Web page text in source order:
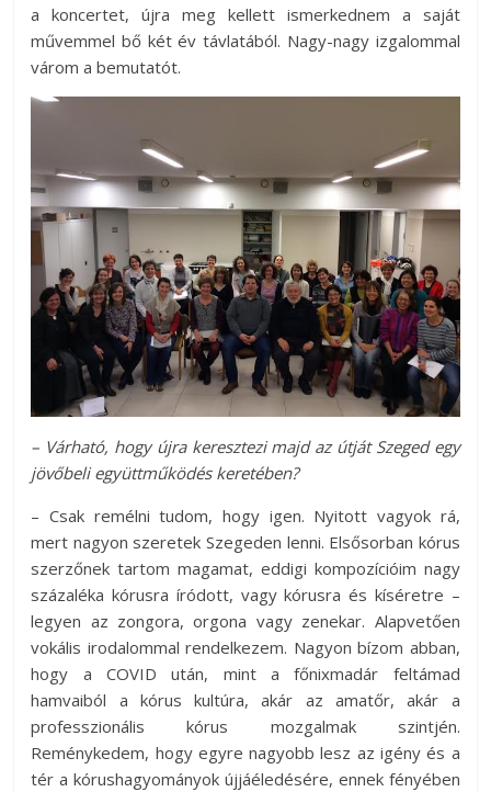
a koncertet, újra meg kellett ismerkednem a saját
művemmel bő két év távlatából. Nagy-nagy izgalommal
várom a bemutatót.
– Várható, hogy újra keresztezi majd az útját Szeged egy
jövőbeli együttműködés keretében?
– Csak remélni tudom, hogy igen. Nyitott vagyok rá,
mert nagyon szeretek Szegeden lenni. Elsősorban kórus
szerzőnek tartom magamat, eddigi kompozícióim nagy
százaléka kórusra íródott, vagy kórusra és kíséretre –
legyen az zongora, orgona vagy zenekar. Alapvetően
vokális irodalommal rendelkezem. Nagyon bízom abban,
hogy a COVID után, mint a főnixmadár feltámad
hamvaiból a kórus kultúra, akár az amatőr, akár a
professzionális kórus mozgalmak szintjén.
Reménykedem, hogy egyre nagyobb lesz az igény és a
tér a kórushagyományok újjáéledésére, ennek fényében